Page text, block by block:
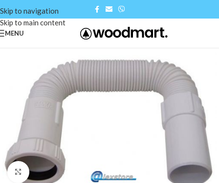
Skip to navigation
Skip to main content
MENU
Click to enlarge